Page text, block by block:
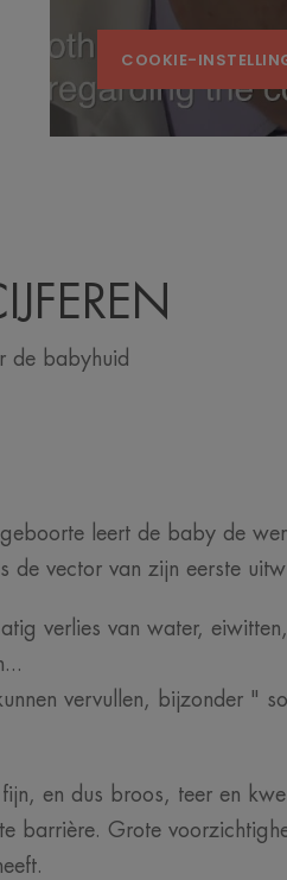
COOKIE-
de babyhuid
leert de baby de
vector van zijn eerste
verlies van water,
vervullen, bijzonder "
en dus broos, teer en
barrière. Grote